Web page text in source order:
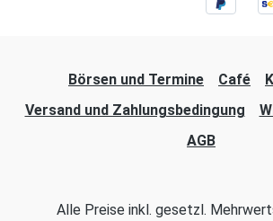
Börsen und Termine Café
Versand und Zahlungsbedingung
AGB
Alle Preise inkl. gesetzl.